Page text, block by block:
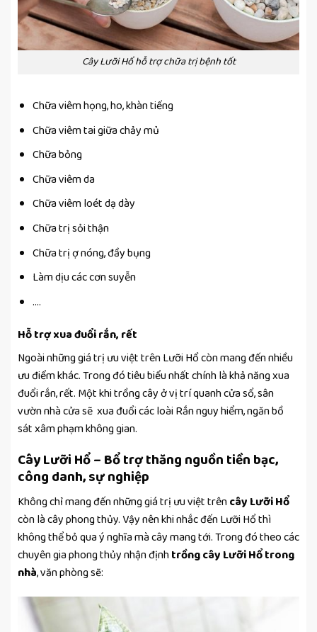
Cây Lưỡi Hổ hỗ trợ chữa trị bệnh tốt
Chữa viêm họng, ho, khàn tiếng
Chữa viêm tai giữa chảy mủ
Chữa bỏng
Chữa viêm da
Chữa viêm loét dạ dày
Chữa trị sỏi thận
Chữa trị ợ nóng, đầy bụng
Làm dịu các cơn suyễn
….
Hỗ trợ xua đuổi rắn, rết
Ngoài những giá trị ưu việt trên Lưỡi Hổ còn mang đến nhiều
ưu điểm khác. Trong đó tiêu biểu nhất chính là khả năng xua
đuổi rắn, rết. Một khi trồng cây ở vị trí quanh cửa sổ, sân
vườn nhà cửa sẽ xua đuổi các loài Rắn nguy hiểm, ngăn bồ
sát xâm phạm không gian.
Cây Lưỡi Hổ – Bổ trợ thăng nguồn tiền bạc,
công danh, sự nghiệp
Không chỉ mang đến những giá trị ưu việt trêncây Lưỡi Hổ
còn là cây phong thủy. Vậy nên khi nhắc đến Lưỡi Hổ thì
không thể bỏ qua ý nghĩa mà cây mang tới. Trong đó theo các
chuyên gia phong thủy nhận địnhtrồng cây Lưỡi Hổ trong
nhà, văn phòng sẽ: